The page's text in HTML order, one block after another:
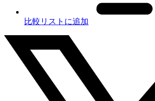
比較リストに追加